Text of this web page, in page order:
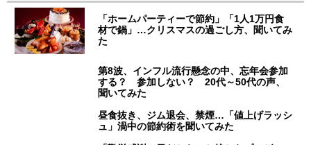
「ホームパーティーで節約」「1人1万円食
材で鍋」…クリスマスの過ごし方、聞いてみ
た
第8波、インフル流行懸念の中、忘年会参加
する？ 参加しない？ 20代～50代の声、
聞いてみた
昼食抜き、ジム退会、禁煙…「値上げラッシ
ュ」渦中の節約術を聞いてみた